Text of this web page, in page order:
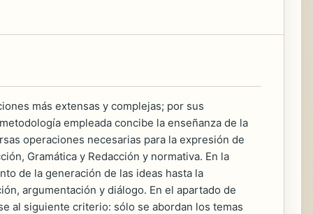
más extensas y complejas; por sus
empleada concibe la enseñanza de la
operaciones necesarias para la expresión de
Gramática y Redacción y normativa. En la
de la generación de las ideas hasta la
argumentación y diálogo. En el apartado de
al siguiente criterio: sólo se abordan los temas